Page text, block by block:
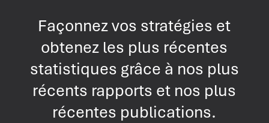
Façonnez vos stratégies et
obtenez les plus récentes
statistiques grâce à nos plus
récents rapports et nos plus
récentes publications.